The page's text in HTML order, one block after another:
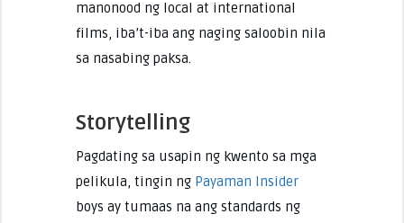
manonood ng local at international
films, iba’t-iba ang naging saloobin nila
sa nasabing paksa.
Storytelling
Pagdating sa usapin ng kwento sa mga
pelikula, tingin ng Payaman Insider
boys ay tumaas na ang standards ng